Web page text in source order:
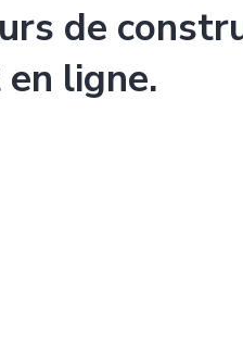
de
ligne.